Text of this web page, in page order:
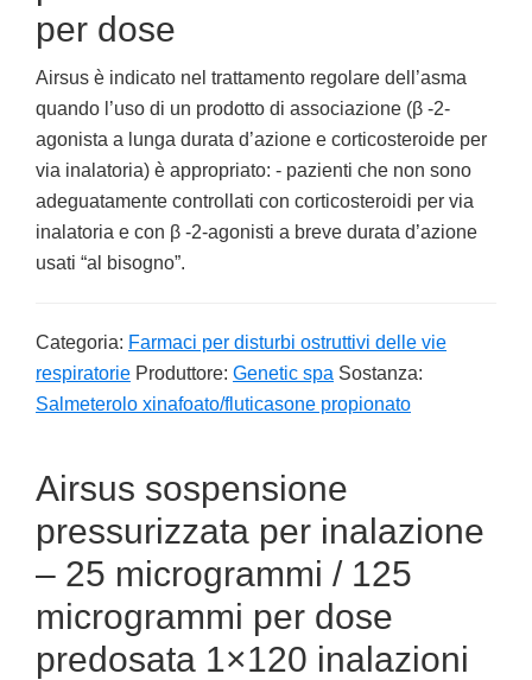
per dose
Airsus è indicato nel trattamento regolare dell’asma
quando l’uso di un prodotto di associazione (β -2-
agonista a lunga durata d’azione e corticosteroide per
via inalatoria) è appropriato: - pazienti che non sono
adeguatamente controllati con corticosteroidi per via
inalatoria e con β -2-agonisti a breve durata d’azione
usati “al bisogno”.
Categoria: Farmaci per disturbi ostruttivi delle vie
respiratorie Produttore: Genetic spa Sostanza:
Salmeterolo xinafoato/fluticasone propionato
Airsus sospensione
pressurizzata per inalazione
– 25 microgrammi / 125
microgrammi per dose
predosata 1×120 inalazioni